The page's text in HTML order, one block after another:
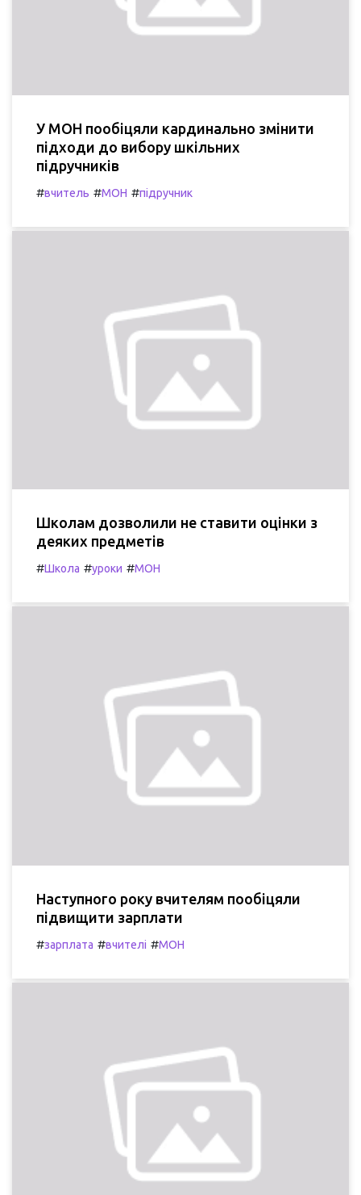
У МОН пообіцяли кардинально змінити
підходи до вибору шкільних
підручників
#вчитель #МОН #підручник
Школам дозволили не ставити оцінки з
деяких предметів
#Школа #уроки #МОН
Наступного року вчителям пообіцяли
підвищити зарплати
#зарплата #вчителі #МОН